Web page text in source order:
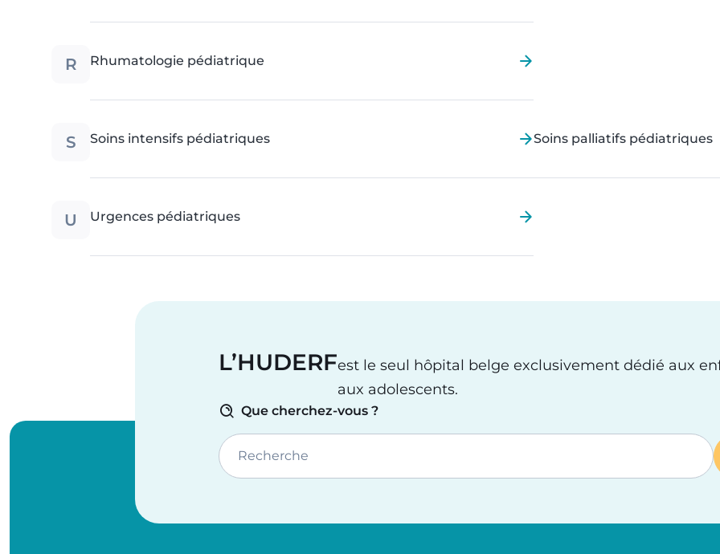
R Rhumatologie pédiatrique
S Soins intensifs pédiatriques Soins palliatifs pédiatriques
U Urgences pédiatriques
L’HUDERFest le seul hôpital belge exclusivement dédié aux
aux adolescents.
Que cherchez-vous ?
Recherche